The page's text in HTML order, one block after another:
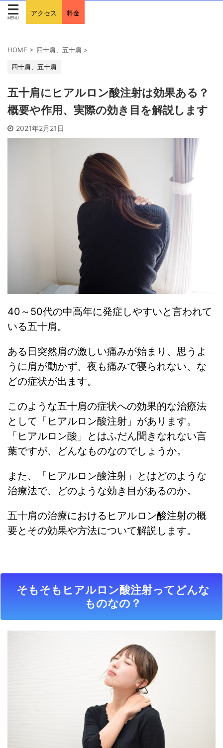
アクセス 料金
HOME > 四十肩、五十肩 >
四十肩、五十肩
五十肩にヒアルロン酸注射は効果ある？
概要や作用、実際の効き目を解説します
2021年2月21日
40～50代の中高年に発症しやすいと言われて
いる五十肩。
ある日突然肩の激しい痛みが始まり、思うよ
うに肩が動かず、夜も痛みで寝られない、な
どの症状が出ます。
このような五十肩の症状への効果的な治療法
として「ヒアルロン酸注射」があります。
「ヒアルロン酸」とはふだん聞きなれない言
葉ですが、どんなものなのでしょうか。
また、「ヒアルロン酸注射」とはどのような
治療法で、どのような効き目があるのか。
五十肩の治療におけるヒアルロン酸注射の概
要とその効果や方法について解説します。
そもそもヒアルロン酸注射ってどんな
ものなの？